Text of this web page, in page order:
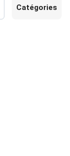
Catégories